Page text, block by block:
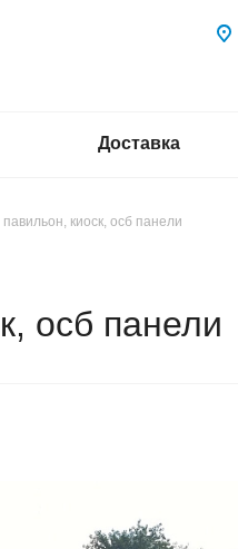
Доставка
киоск, осб панели
осб панели